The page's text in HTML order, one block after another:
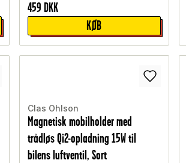
459 DKK
KØB
Clas Ohlson
Magnetisk mobilholder med
trådløs Qi2-opladning 15W til
bilens luftventil, Sort